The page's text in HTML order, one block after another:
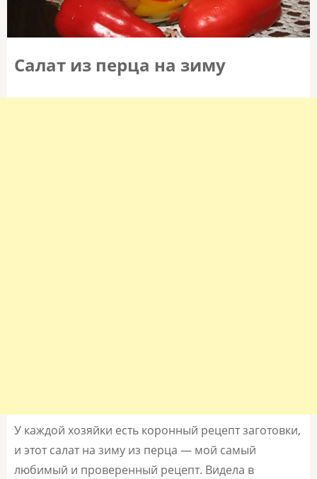
Салат из перца на зиму
У каждой хозяйки есть коронный рецепт заготовки,
и этот салат на зиму из перца — мой самый
любимый и проверенный рецепт. Видела в